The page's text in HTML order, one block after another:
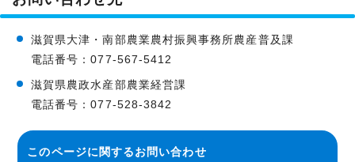
滋賀県大津・南部農業農村振興事務所農産普及課
電話番号：077-567-5412
滋賀県農政水産部農業経営課
電話番号：077-528-3842
このページに関するお問い合わせ